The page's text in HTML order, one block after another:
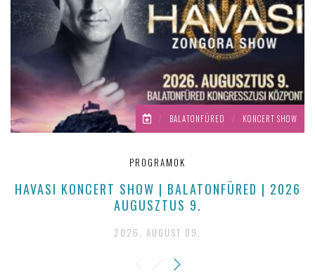
/ BALATONFÜRED / KONCERT SHOW
PROGRAMOK
HAVASI KONCERT SHOW | BALATONFÜRED | 2026
AUGUSZTUS 9.
2026. AUGUST 09.